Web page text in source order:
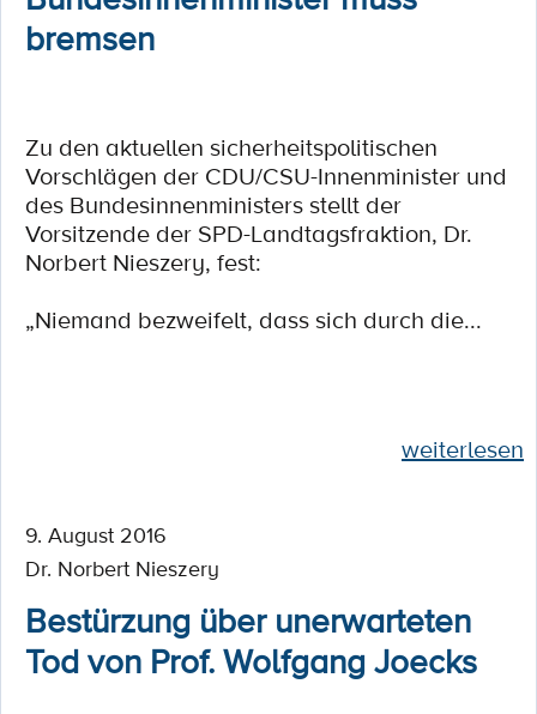
bremsen
Zu den aktuellen sicherheitspolitischen
Vorschlägen der CDU/CSU-Innenminister und
des Bundesinnenministers stellt der
Vorsitzende der SPD-Landtagsfraktion, Dr.
Norbert Nieszery, fest:
„Niemand bezweifelt, dass sich durch die...
weiterlesen
9. August 2016
Dr. Norbert Nieszery
Bestürzung über unerwarteten
Tod von Prof. Wolfgang Joecks